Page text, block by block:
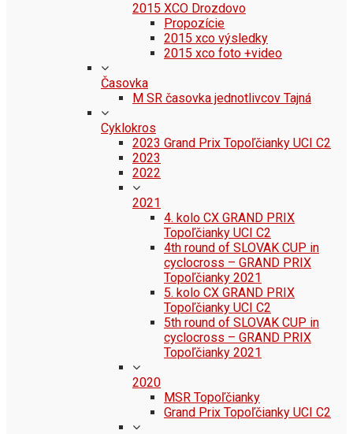
2015 XCO Drozdovo
Propozície
2015 xco výsledky
2015 xco foto +video
Časovka
M SR časovka jednotlivcov Tajná
Cyklokros
2023 Grand Prix Topoľčianky UCI C2
2023
2022
2021
4. kolo CX GRAND PRIX
Topoľčianky UCI C2
4th round of SLOVAK CUP in
cyclocross – GRAND PRIX
Topoľčianky 2021
5. kolo CX GRAND PRIX
Topoľčianky UCI C2
5th round of SLOVAK CUP in
cyclocross – GRAND PRIX
Topoľčianky 2021
2020
MSR Topoľčianky
Grand Prix Topoľčianky UCI C2